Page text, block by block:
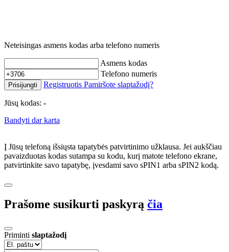
Neteisingas asmens kodas arba telefono numeris
Asmens kodas
Telefono numeris
Prisijungti Registruotis Pamiršote slaptažodį?
Jūsų kodas: -
Bandyti dar karta
Į Jūsų telefoną išsiųsta tapatybės patvirtinimo užklausa. Jei aukščiau
pavaizduotas kodas sutampa su kodu, kurį matote telefono ekrane,
patvirtinkite savo tapatybę, įvesdami savo sPIN1 arba sPIN2 kodą.
Prašome susikurti paskyrą čia
Priminti slaptažodį